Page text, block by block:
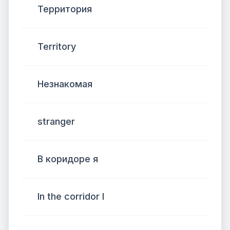
Территория
Territory
Незнакомая
stranger
В коридоре я
In the corridor I